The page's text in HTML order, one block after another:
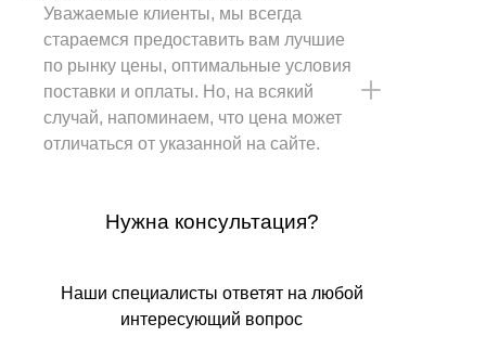
Уважаемые клиенты, мы всегда
стараемся предоставить вам лучшие
по рынку цены, оптимальные условия
поставки и оплаты. Но, на всякий
случай, напоминаем, что цена может
отличаться от указанной на сайте.
Нужна консультация?
Наши специалисты ответят на любой
интересующий вопрос